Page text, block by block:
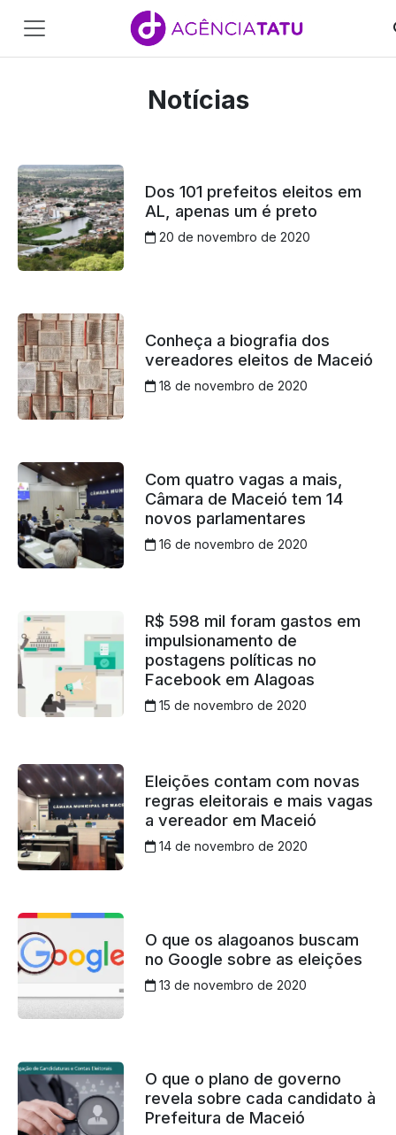
Pular para o conteúdo
Main
Notícias
Dos 101 prefeitos eleitos em
AL, apenas um é preto
20 de novembro de 2020
Conheça a biografia dos
vereadores eleitos de Maceió
18 de novembro de 2020
Com quatro vagas a mais,
Câmara de Maceió tem 14
novos parlamentares
16 de novembro de 2020
R$ 598 mil foram gastos em
impulsionamento de
postagens políticas no
Facebook em Alagoas
15 de novembro de 2020
Eleições contam com novas
regras eleitorais e mais vagas
a vereador em Maceió
14 de novembro de 2020
O que os alagoanos buscam
no Google sobre as eleições
13 de novembro de 2020
O que o plano de governo
revela sobre cada candidato à
Prefeitura de Maceió